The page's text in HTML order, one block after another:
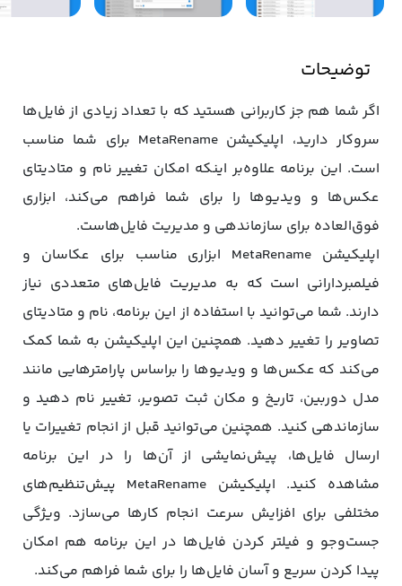
توضیحات
اگر شما هم جز کاربرانی هستید که با تعداد زیادی از فایل‌ها
سروکار دارید، اپلیکیشن MetaRename برای شما مناسب
است. این برنامه علاوه‌بر اینکه امکان تغییر نام و متادیتای
عکس‌ها و ویدیوها را برای شما فراهم می‌کند، ابزاری
فوق‌العاده برای سازماندهی و مدیریت فایل‌هاست.
اپلیکیشن MetaRename ابزاری مناسب برای عکاسان و
فیلمبردارانی است که به مدیریت فایل‌های متعددی نیاز
دارند. شما می‌توانید با استفاده از این برنامه، نام و متادیتای
تصاویر را تغییر دهید. همچنین این اپلیکیشن به شما کمک
می‌کند که عکس‌ها و ویدیوها را براساس پارامترهایی مانند
مدل دوربین، تاریخ و مکان ثبت تصویر، تغییر نام دهید و
سازماندهی کنید. همچنین می‌توانید قبل از انجام تغییرات یا
ارسال فایل‌ها، پیش‌نمایشی از آن‌ها را در این برنامه
مشاهده کنید. اپلیکیشن MetaRename ‌پیش‌تنظیم‌های
مختلفی برای افزایش سرعت انجام کارها می‌سازد. ویژگی
جست‌وجو و فیلتر کردن فایل‌ها در این برنامه هم امکان
پیدا کردن سریع و آسان فایل‌ها را برای شما فراهم می‌کند.